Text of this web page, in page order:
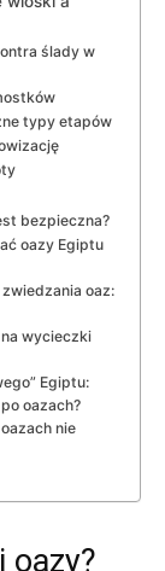
ślady w
typy etapów
bezpieczna?
oazy Egiptu
oaz:
wycieczki
Egiptu:
oazach?
nie
oazy?